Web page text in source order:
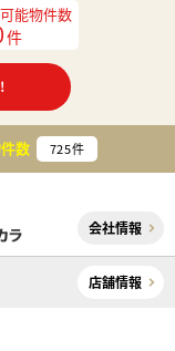
能物件数
件
数 725件
会社情報
店舗情報